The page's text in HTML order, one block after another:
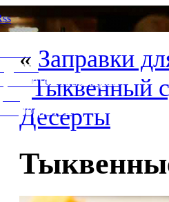
диета
пряностей и приправ
продуктов
« Заправки
Тыквенный
Десерты